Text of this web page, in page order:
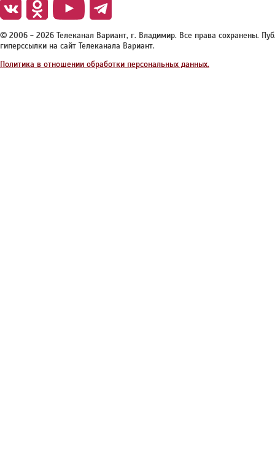
© 2006 - 2026 Телеканал Вариант, г. Владимир. Все права сохранены.
гиперссылки на сайт Телеканала Вариант.
Политика в отношении обработки персональных данных.